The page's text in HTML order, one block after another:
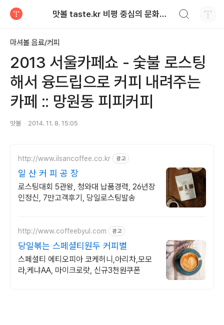
맛볼 taste.kr 비평 중심의 문화적 기호 · 맛 · 향기 리뷰
마셔볼 음료/커피
2013 서울카페쇼 - 숯불 로스팅
해서 융드립으로 커피 내려주는
카페 :: 망원동 피피커피
맛볼 2014. 11. 8. 15:05
http://www.ilsancoffee.co.kr 광고
일 산 커 피 공 장
로스팅대회 5관왕, 청와대 납품경력, 26년장
인정신, 7만고객후기, 당일로스팅발송
http://www.coffeebyul.com 광고
당일볶는 스페셜티원두 커피별
스페셜티 에티오피아 코케허니,아리차,모모
라,케냐AA, 마이크로랏, 신규3천원쿠폰